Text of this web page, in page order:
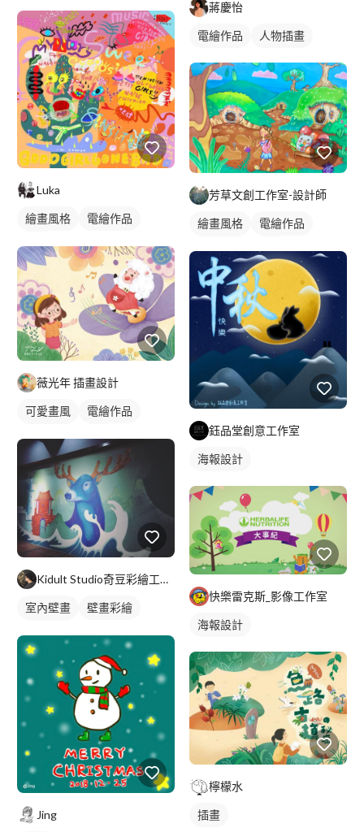
Luka
繪畫風格
電繪作品
薇光年 插畫設計
可愛畫風
電繪作品
Kidult Studio奇豆彩繪工作室
室內壁畫
壁畫彩繪
Jing
蔣慶怡
電繪作品 人物插畫
芳草文創工作室-設計師
繪畫風格
電繪作品
鈺品堂創意工作室
海報設計
快樂雷克斯_影像工作室
海報設計
檸檬水
插畫